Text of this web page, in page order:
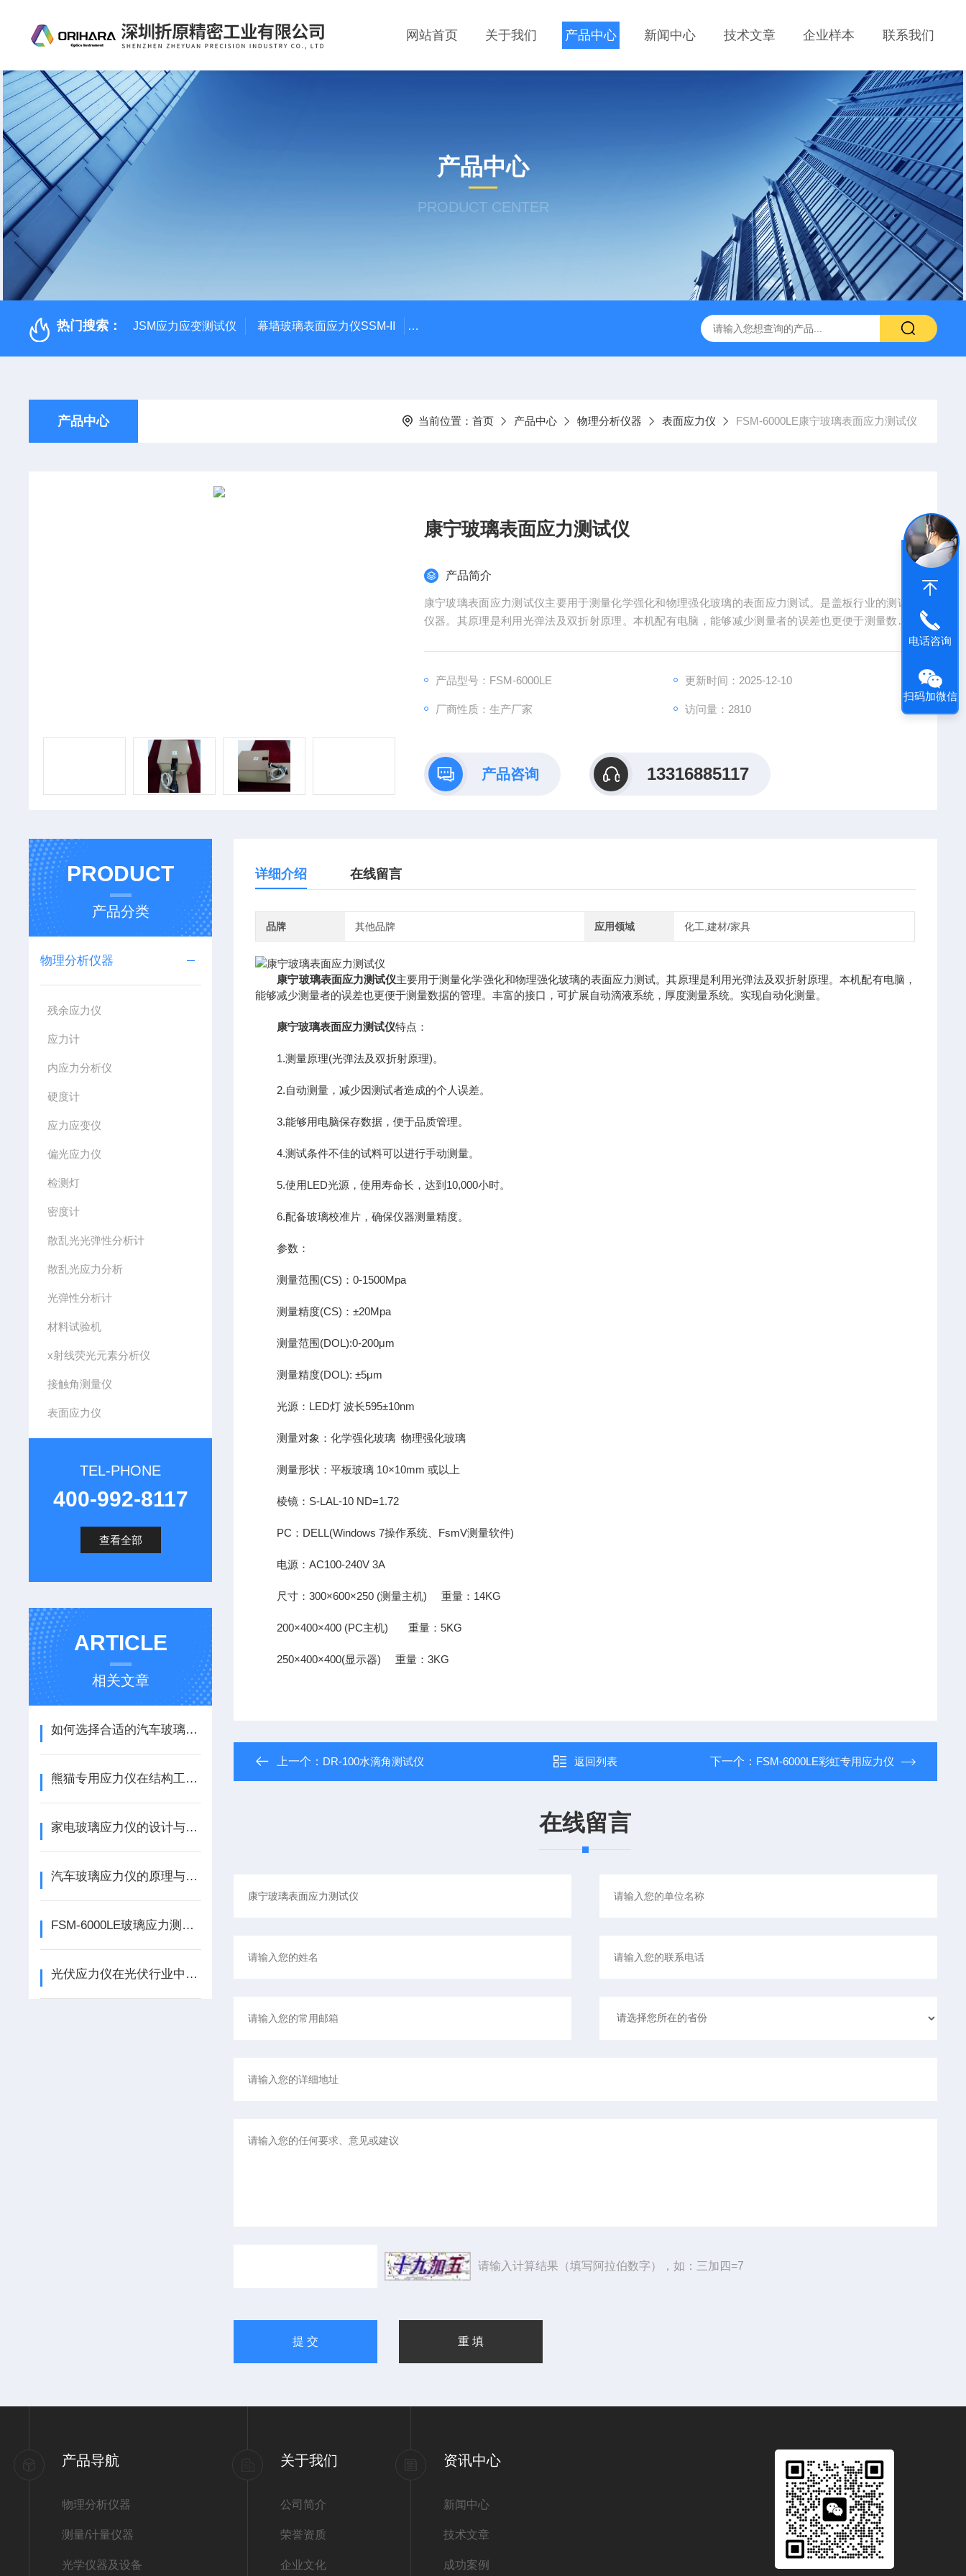
网站首页 关于我们 产品中心 新闻中心 技术文章 企业样本 联系我们
产品中心
PRODUCT CENTER
热门搜索： JSM应力应变测试仪 幕墙玻璃表面应力仪SSM-II FSM-6000LE折原玻璃表面应力测试仪 SSM-V玻璃应力仪 DR-590-III内应力分析仪 铅笔划痕硬度
产品中心 当前位置： 首页 产品中心 物理分析仪器 表面应力仪 FSM-6000LE康宁玻璃表面应力测试仪
康宁玻璃表面应力测试仪
产品简介
康宁玻璃表面应力测试仪主要用于测量化学强化和物理强化玻璃的表面应力测试。是盖板行业的测试
仪器。其原理是利用光弹法及双折射原理。本机配有电脑，能够减少测量者的误差也更便于测量数据
产品型号：FSM-6000LE
更新时间：2025-12-10
厂商性质：生产厂家 访问量：2810
产品咨询 13316885117
PRODUCT
产品分类
物理分析仪器
残余应力仪
应力计
内应力分析仪
硬度计
应力应变仪
偏光应力仪
检测灯
密度计
散乱光光弹性分析计
散乱光应力分析
光弹性分析计
材料试验机
x射线荧光元素分析仪
接触角测量仪
表面应力仪
TEL-PHONE
400-992-8117
查看全部
ARTICLE
相关文章
如何选择合适的汽车玻璃应力仪：用户指南
熊猫专用应力仪在结构工程中的应用分析
家电玻璃应力仪的设计与性能优化
汽车玻璃应力仪的原理与应用解析
FSM-6000LE玻璃应力测试仪的主要用途
光伏应力仪在光伏行业中的重要性
详细介绍 在线留言
品牌 其他品牌 应用领域 化工,建材/家具
康宁玻璃表面应力测试仪主要用于测量化学强化和物理强化玻璃的表面应力测试。其原理是利用光弹法及双折射原理。本机配有电脑，
能够减少测量者的误差也更便于测量数据的管理。丰富的接口，可扩展自动滴液系统，厚度测量系统。实现自动化测量。
康宁玻璃表面应力测试仪特点：
1.测量原理(光弹法及双折射原理)。
2.自动测量，减少因测试者造成的个人误差。
3.能够用电脑保存数据，便于品质管理。
4.测试条件不佳的试料可以进行手动测量。
5.使用LED光源，使用寿命长，达到10,000小时。
6.配备玻璃校准片，确保仪器测量精度。
参数：
测量范围(CS)：0-1500Mpa
测量精度(CS)：±20Mpa
测量范围(DOL):0-200μm
测量精度(DOL): ±5μm
光源：LED灯 波长595±10nm
测量对象：化学强化玻璃 物理强化玻璃
测量形状：平板玻璃 10×10mm 或以上
棱镜：S-LAL-10 ND=1.72
PC：DELL(Windows 7操作系统、FsmV测量软件)
电源：AC100-240V 3A
尺寸：300×600×250 (测量主机) 重量：14KG
200×400×400 (PC主机) 重量：5KG
250×400×400(显示器) 重量：3KG
上一个： DR-100水滴角测试仪 返回列表 下一个： FSM-6000LE彩虹专用应力仪
在线留言
请输入计算结果（填写阿拉伯数字），如：三加四=7
产品导航
物理分析仪器
测量/计量仪器
光学仪器及设备
关于我们
公司简介
荣誉资质
企业文化
资讯中心
新闻中心
技术文章
成功案例
电话咨询
扫码加微信